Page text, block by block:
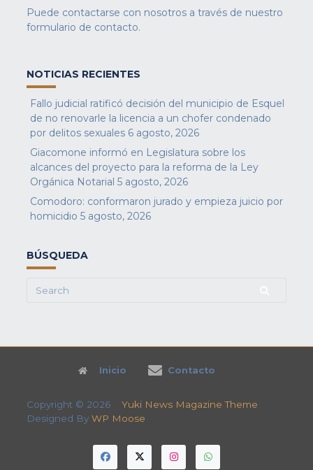
Puede contactarse con nosotros a través de nuestro
formulario de contacto.
NOTICIAS RECIENTES
Fallo judicial ratificó decisión del municipio de Esquel
de no renovarle la licencia a un chofer condenado
por delitos sexuales 6 agosto, 2026
Giacomone informó en Legislatura sobre los
alcances del proyecto para la reforma de la Ley
Orgánica Notarial 5 agosto, 2026
Comodoro: conformaron jurado y empieza juicio por
homicidio 5 agosto, 2026
BÚSQUEDA
Search
Inicio Contacto
Copyright © 2026 Yuki News Magazine Theme
Designed By WP Moose